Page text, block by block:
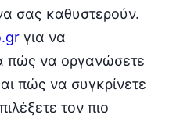
σας καθυστερούν.
για να
πώς να οργανώσετε
πώς να συγκρίνετε
τον πιο